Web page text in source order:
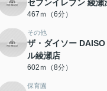
セブンイレブン 綾瀬
467ｍ（6分）
その他
ザ・ダイソー
ル綾瀬店
602ｍ（8分）
保育園